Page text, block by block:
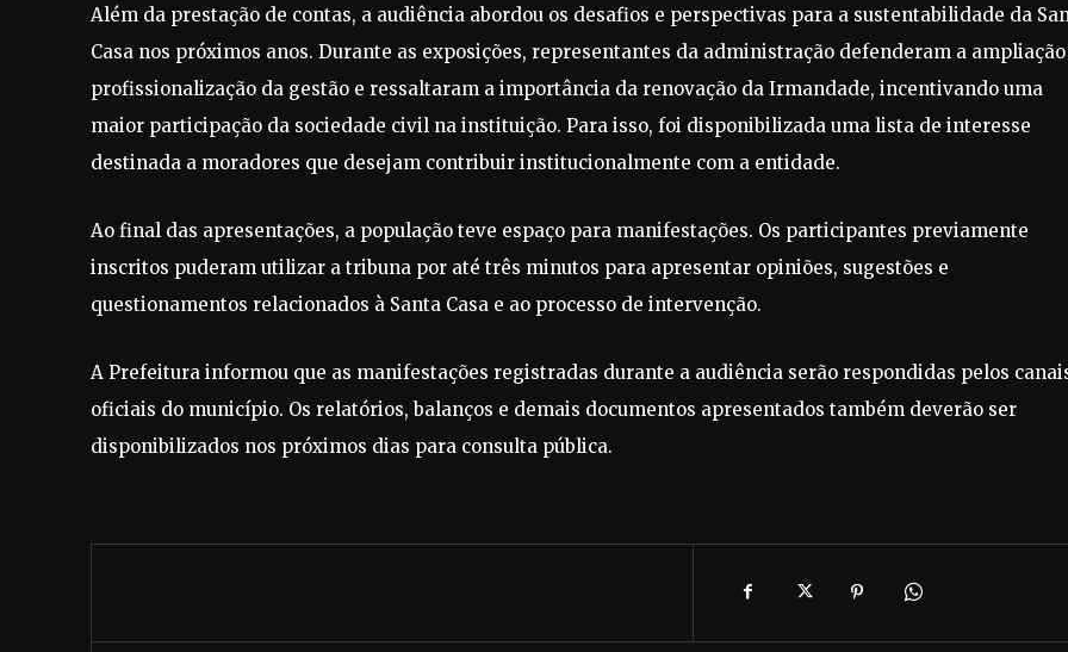
Além da prestação de contas, a audiência abordou os desafios e perspectivas para a sustentabilidade da
Casa nos próximos anos. Durante as exposições, representantes da administração defenderam a
profissionalização da gestão e ressaltaram a importância da renovação da Irmandade, incentivando uma
maior participação da sociedade civil na instituição. Para isso, foi disponibilizada uma lista de interesse
destinada a moradores que desejam contribuir institucionalmente com a entidade.
Ao final das apresentações, a população teve espaço para manifestações. Os participantes previamente
inscritos puderam utilizar a tribuna por até três minutos para apresentar opiniões, sugestões e
questionamentos relacionados à Santa Casa e ao processo de intervenção.
A Prefeitura informou que as manifestações registradas durante a audiência serão respondidas pelos
oficiais do município. Os relatórios, balanços e demais documentos apresentados também deverão ser
disponibilizados nos próximos dias para consulta pública.